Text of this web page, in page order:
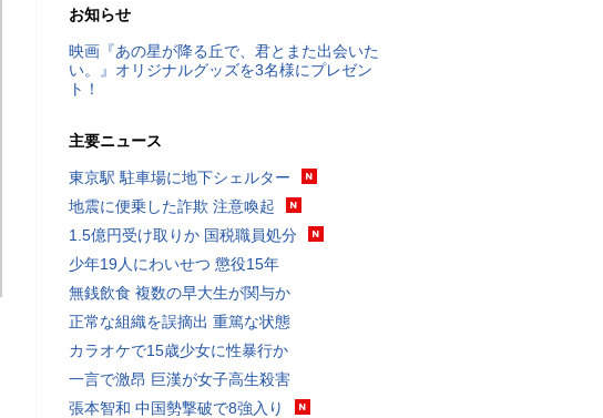
お知らせ
映画『あの星が降る丘で、君とまた出会いた
い。』オリジナルグッズを3名様にプレゼン
ト！
主要ニュース
東京駅 駐車場に地下シェルター
地震に便乗した詐欺 注意喚起
1.5億円受け取りか 国税職員処分
少年19人にわいせつ 懲役15年
無銭飲食 複数の早大生が関与か
正常な組織を誤摘出 重篤な状態
カラオケで15歳少女に性暴行か
一言で激昂 巨漢が女子高生殺害
張本智和 中国勢撃破で8強入り